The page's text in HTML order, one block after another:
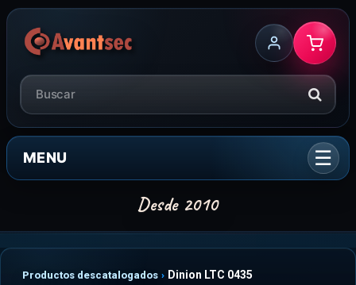
MENU
Productos descatalogados Dinion LTC 0435